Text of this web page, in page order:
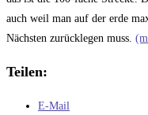
auch weil man auf der erde
Nächsten zurücklegen muss.
Teilen:
E-Mail